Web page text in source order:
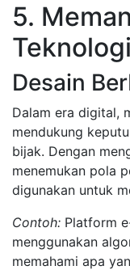
5.
Desain
Dalam era digital,
mendukung
bijak. Dengan
menemukan pola
digunakan untuk
Contoh: Platform
menggunakan
memahami apa